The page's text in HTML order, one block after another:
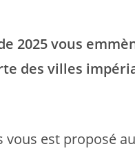
2025 vous
des villes
est proposé